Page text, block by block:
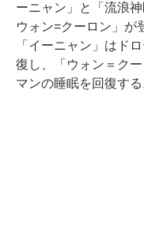
ーニャン」と「流浪神
ウォン=クーロン」が
「イーニャン」はド
復し、「ウォン＝ク
マンの睡眠を回復する